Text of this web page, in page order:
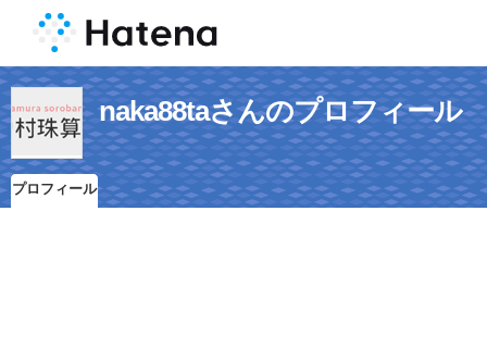
naka88taさんのプロフィール
プロフィール